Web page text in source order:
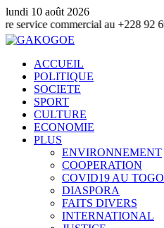
lundi 10 août 2026
au +228 92 69 88 33
ACCUEIL
POLITIQUE
SOCIETE
SPORT
CULTURE
ECONOMIE
PLUS
ENVIRONNEMENT
COOPERATION
COVID19 AU TOGO
DIASPORA
FAITS DIVERS
INTERNATIONAL